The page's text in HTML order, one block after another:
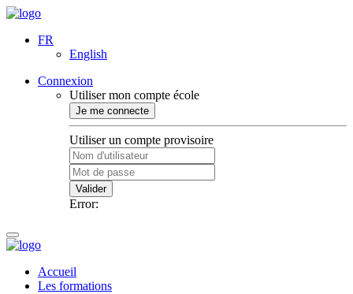
FR
English
Connexion
Utiliser mon compte école
Je me connecte
Utiliser un compte provisoire
Valider
Error:
Accueil
Les formations